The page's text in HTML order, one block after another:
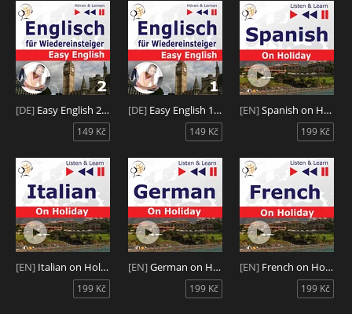
[DE] Easy English 2: Unser Alltag
149 Kč
[DE]Easy English 1: Menschen
149 Kč
[EN]Spanish on Holiday: De vacaciones
199 Kč
[EN] Italian on Holiday: In vacanza
199 Kč
[EN]German on Holiday: Deutsch für die Ferien
199 Kč
[EN] French on Holiday: Conversations de vacances
199 Kč